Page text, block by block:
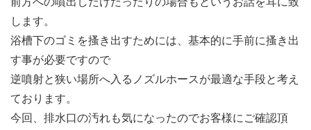
します。
浴槽下のゴミを搔き出すためには、基本的に手前に搔き出
す事が必要ですので
逆噴射と狭い場所へ入るノズルホースが最適な手段と考え
ております。
今回、排水口の汚れも気になったのでお客様にご確認頂